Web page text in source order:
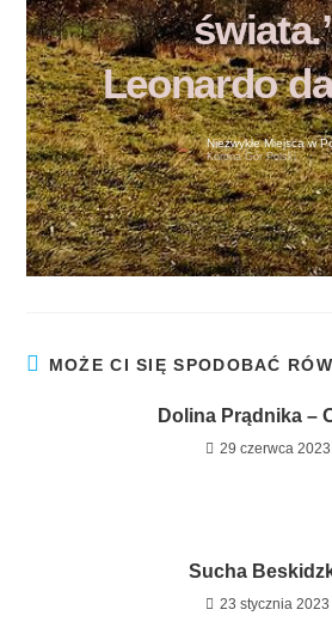
Leonardo
Niezwykłe Miejsca w
Korona Gór Polski
MOŻE CI SIĘ SPODOBAĆ
Dolina Prądnika –
29 czerwca 2023
Sucha
23 stycznia 2023